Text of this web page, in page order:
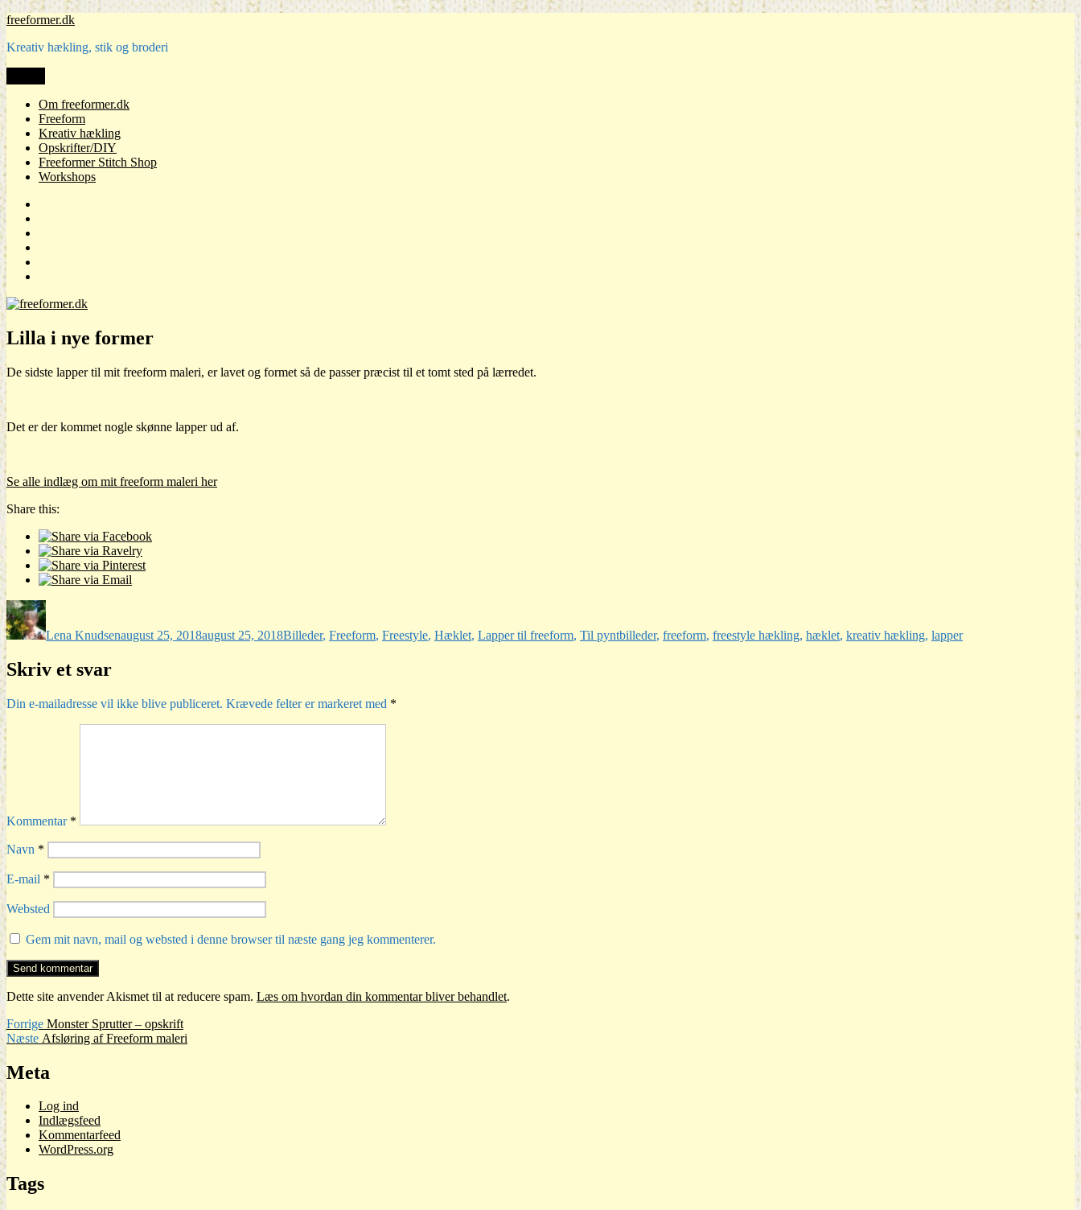
Videre
indhold
freeformer.dk
Kreativ hækling, stik og broderi
Om freeformer.dk
Freeform
Kreativ hækling
Opskrifter/DIY
Freeformer Stitch Shop
Workshops
Lilla i nye former
De sidste lapper til mit freeform maleri, er lavet og formet så de passer præcist til et tomt sted på lærredet.
Det er der kommet nogle skønne lapper ud af.
Se alle indlæg om mit freeform maleri her
Share this:
Forfatter
Lena Knudsenaugust 25, 2018august 25, 2018Billeder, Freeform, Freestyle, Hæklet, Lapper til freeform, Til pyntbilleder, freeform, freestyle hækling, hæklet, kreativ hækling, lapper
Skriv et svar
Din e-mailadresse vil ikke blive publiceret. Krævede felter er markeret med *
Kommentar *
Navn *
E-mail *
Websted
Gem mit navn, mail og websted i denne browser til næste gang jeg kommenterer.
Dette site anvender Akismet til at reducere spam. Læs om hvordan din kommentar bliver behandlet.
Indlægsnavigation
Forrige Forrige
indlæg:
Monster Sprutter – opskrift
Næste Næste
Afsløring af Freeform maleri
Meta
Log ind
Indlægsfeed
Kommentarfeed
WordPress.org
Tags